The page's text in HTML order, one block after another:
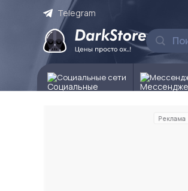
Telegram
Социальные сети
Реклама